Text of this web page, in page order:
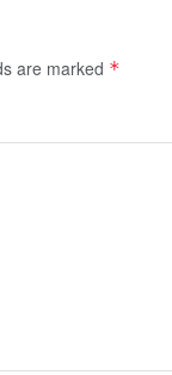
are marked *